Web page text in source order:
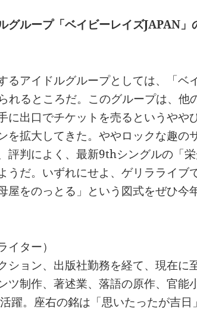
ループ「ベイビーレイズJAPAN」
るアイドルグループとしては、「ベ
れるところだ。このグループは、他
に出口でチケットを売るというやや
を拡大してきた。ややロックな趣の
評判によく、最新9thシングルの「
うだ。いずれにせよ、ゲリラライブ
屋をのっとる」という図式をぜひ今
ター）
ョン、出版社勤務を経て、現在に至
制作、著述業、落語の原作、官能小
躍。座右の銘は「思いたったが吉日